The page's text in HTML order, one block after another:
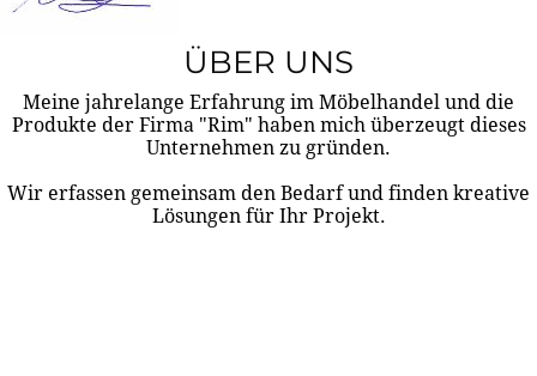
ÜBER UNS
Meine jahrelange Erfahrung im Möbelhandel und die
Produkte der Firma "Rim" haben mich überzeugt dieses
Unternehmen zu gründen.
Wir erfassen gemeinsam den Bedarf und finden kreative
Lösungen für Ihr Projekt.